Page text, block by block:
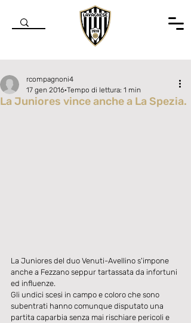
La Juniores vince anche a La Spezia.
rcompagnoni4
17 gen 2016 Tempo di lettura: 1 min
La Juniores del duo Venuti-Avellino s'impone
anche a Fezzano seppur tartassata da infortuni
ed influenze.
Gli undici scesi in campo e coloro che sono
subentrati hanno comunque disputato una
partita caparbia senza mai rischiare pericoli e